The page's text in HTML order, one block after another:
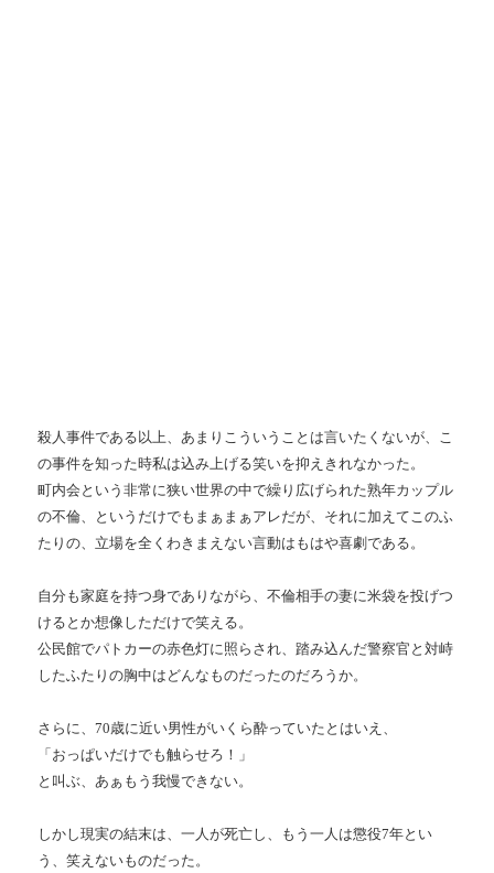
殺人事件である以上、あまりこういうことは言いたくないが、こ
の事件を知った時私は込み上げる笑いを抑えきれなかった。
町内会という非常に狭い世界の中で繰り広げられた熟年カップル
の不倫、というだけでもまぁまぁアレだが、それに加えてこのふ
たりの、立場を全くわきまえない言動はもはや喜劇である。
自分も家庭を持つ身でありながら、不倫相手の妻に米袋を投げつ
けるとか想像しただけで笑える。
公民館でパトカーの赤色灯に照らされ、踏み込んだ警察官と対峙
したふたりの胸中はどんなものだったのだろうか。
さらに、70歳に近い男性がいくら酔っていたとはいえ、
「おっぱいだけでも触らせろ！」
と叫ぶ、あぁもう我慢できない。
しかし現実の結末は、一人が死亡し、もう一人は懲役7年とい
う、笑えないものだった。